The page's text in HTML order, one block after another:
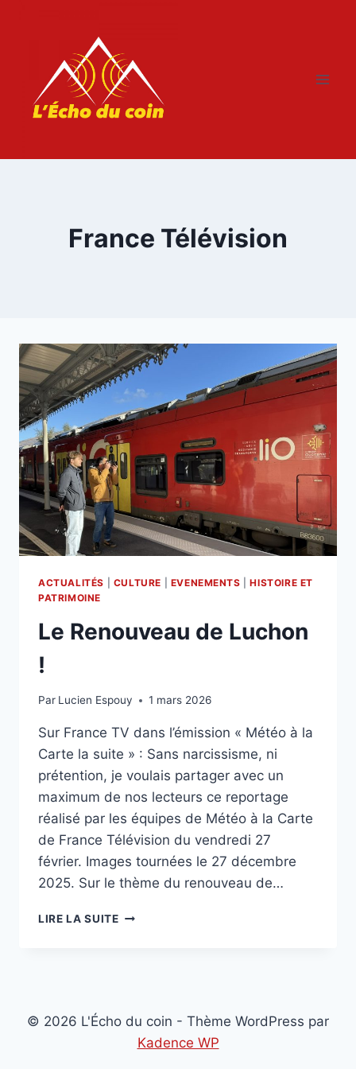
France Télévision
ACTUALITÉS CULTURE EVENEMENTS |HISTOIRE ET
PATRIMOINE
Le Renouveau de Luchon
!
Par Lucien Espouy 1 mars 2026
Sur France TV dans l’émission « Météo à la
Carte la suite » : Sans narcissisme, ni
prétention, je voulais partager avec un
maximum de nos lecteurs ce reportage
réalisé par les équipes de Météo à la Carte
de France Télévision du vendredi 27
février. Images tournées le 27 décembre
2025. Sur le thème du renouveau de…
LIRE LA SUITELE
© 2026 L'Écho du coin - Thème WordPress par
Kadence WP